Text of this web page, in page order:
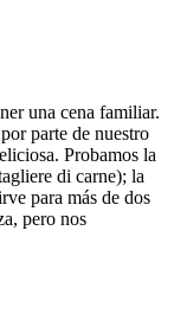
una cena familiar.
parte de nuestro
Probamos la
di carne); la
para más de dos
pero nos